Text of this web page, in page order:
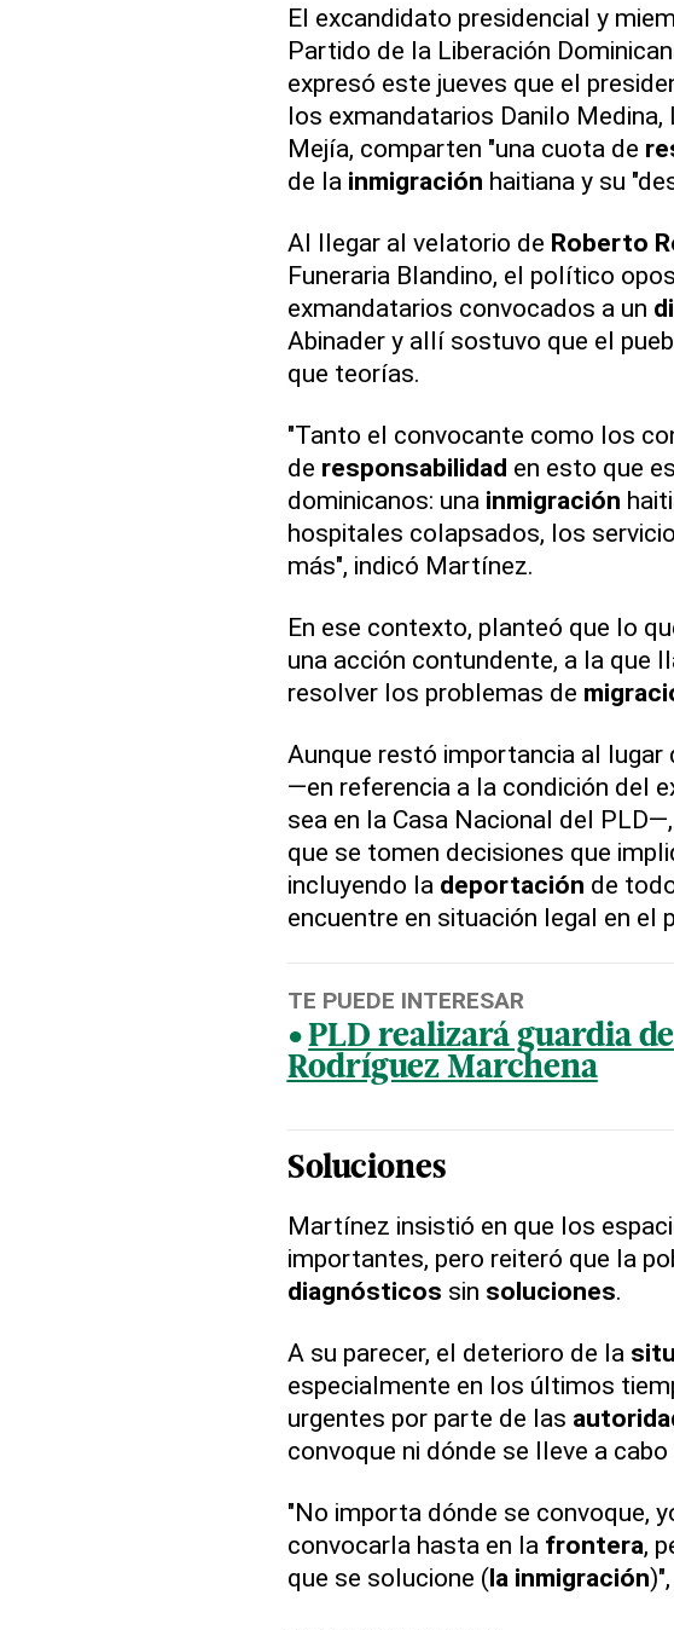
El excandidato presidencial y
Partido de la Liberación
expresó este jueves que el
los exmandatarios Danilo
Mejía, comparten "una cuota de
de la inmigración haitiana y su
Al llegar al velatorio de Roberto
Funeraria Blandino, el político
exmandatarios convocados a un
Abinader y allí sostuvo que el
que teorías.
"Tanto el convocante como los
de responsabilidad en esto que
dominicanos: una inmigración
hospitales colapsados, los
más", indicó Martínez.
En ese contexto, planteó que lo
una acción contundente, a la que
resolver los problemas de
Aunque restó importancia al lugar
—en referencia a la condición del
sea en la Casa Nacional del
que se tomen decisiones que
incluyendo la deportación de
encuentre en situación legal en el
TE PUEDE INTERESAR
PLD realizará guardia
Rodríguez Marchena
Soluciones
Martínez insistió en que los
importantes, pero reiteró que la
diagnósticos sin soluciones.
A su parecer, el deterioro de la
especialmente en los últimos
urgentes por parte de las
convoque ni dónde se lleve a
"No importa dónde se convoque,
convocarla hasta en la frontera,
que se solucione (la inmigración